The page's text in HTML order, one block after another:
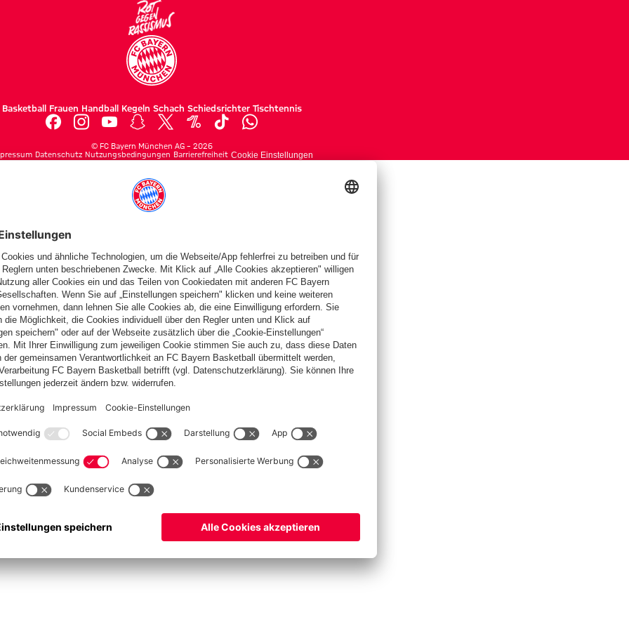
Basketball Frauen Handball Kegeln Schach Schiedsrichter Tischtennis
© FC Bayern München AG – 2026
Datenschutz Nutzungsbedingungen Barrierefreiheit Cookie Einstellungen